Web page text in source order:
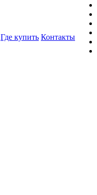
Где купить Контакты